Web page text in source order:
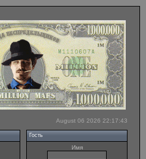
August 06 2026 22:17:43
Гость
Имя